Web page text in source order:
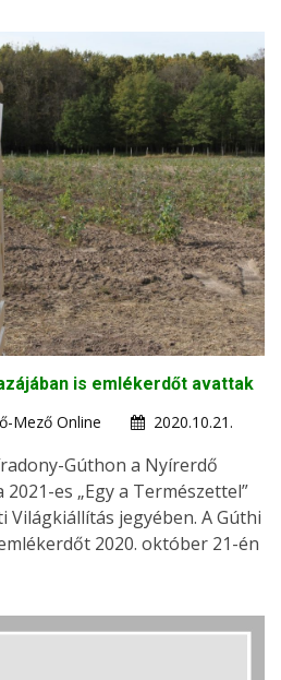
is emlékerdőt avattak
Mező Online
2020.10.21.
Gúthon a Nyírerdő
es „Egy a Természettel”
Világkiállítás jegyében. A Gúthi
2020. október 21-én